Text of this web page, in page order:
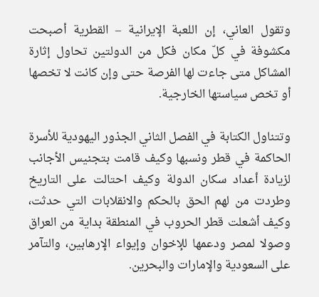
وتقول العاني، إن اللعبة الإيرانية – القطرية أصبحت
مكشوفة في كلّ مكان فكل من الدولتين تحاول إثارة
المشاكل متى جاءت لها الفرصة حتى وإن كانت لا تخصها
أو تخص سياستها الخارجية.
وتتناول الكتابة في الفصل الثاني الجذور اليهودية للأسرة
الحاكمة في قطر ونسبها وكيف قامت بتجنيس الأجانب
لزيادة أعداد سكان الدولة وكيف احتالت على التاريخ
وطردت من لهم الحق بالحكم والانقلابات التي حدثت،
وكيف أشعلت قطر الحروب في المنطقة بداية من العراق
وصولا لمصر ودعمها للإخوان وإيواء الإرهابين، والتآمر
على السعودية والإمارات والبحرين.